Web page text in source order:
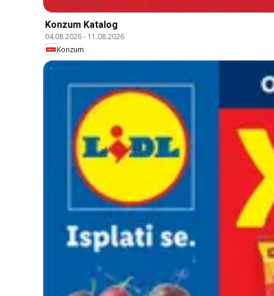
Konzum Katalog
04.08.2026- 11.08.2026
Konzum